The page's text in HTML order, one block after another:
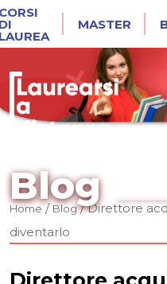
MASTER
Blog
Home/Blog/Direttore
diventarlo